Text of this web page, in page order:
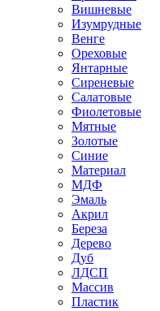
Вишневые
Изумрудные
Венге
Ореховые
Янтарные
Сиреневые
Салатовые
Фиолетовые
Мятные
Золотые
Синие
Материал
МДФ
Эмаль
Акрил
Береза
Дерево
Дуб
ЛДСП
Массив
Пластик